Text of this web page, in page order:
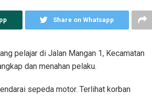
Share on Whatsapp
pelajar di Jalan Mangan 1, Kecamatan
dan menahan pelaku.
sepeda motor. Terlihat korban